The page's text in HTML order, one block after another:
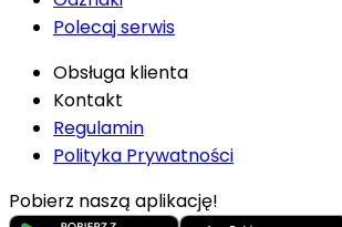
Polecaj serwis
Obsługa klienta
Kontakt
Regulamin
Polityka Prywatności
Pobierz naszą aplikację!